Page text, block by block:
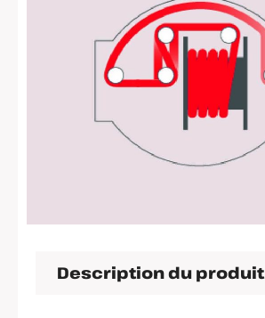
Description du produit